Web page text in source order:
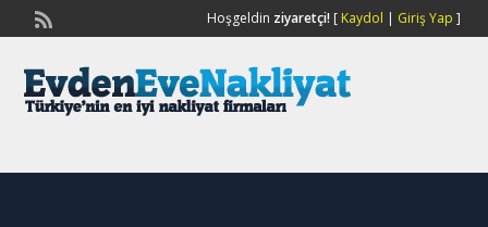
Hoşgeldin ziyaretçi![ Kaydol | Giriş Yap ]